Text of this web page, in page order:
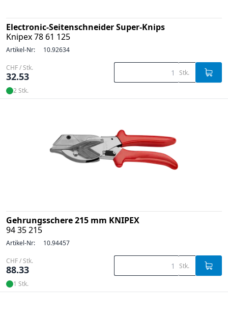
Electronic-Seitenschneider Super-Knips
Knipex 78 61 125
Artikel-Nr: 10.92634
CHF / Stk.
32.53 Stk.
2 Stk.
Gehrungsschere 215 mm KNIPEX
94 35 215
Artikel-Nr: 10.94457
CHF / Stk.
88.33 Stk.
1 Stk.